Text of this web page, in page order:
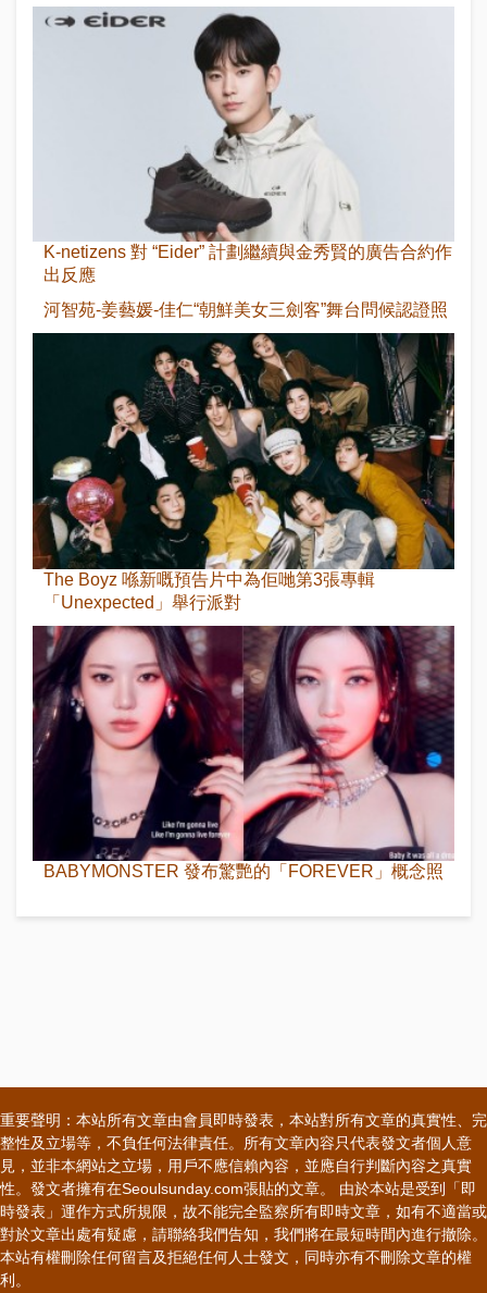
K-netizens 對 “Eider” 計劃繼續與金秀賢的廣告合約作
出反應
河智苑-姜藝媛-佳仁“朝鮮美女三劍客”舞台問候認證照
The Boyz 喺新嘅預告片中為佢哋第3張專輯
「Unexpected」舉行派對
BABYMONSTER 發布驚艷的「FOREVER」概念照
重要聲明：本站所有文章由會員即時發表，本站對所有文章的真實性、完
整性及立場等，不負任何法律責任。所有文章內容只代表發文者個人意
見，並非本網站之立場，用戶不應信賴內容，並應自行判斷內容之真實
性。發文者擁有在Seoulsunday.com張貼的文章。 由於本站是受到「即
時發表」運作方式所規限，故不能完全監察所有即時文章，如有不適當或
對於文章出處有疑慮，請聯絡我們告知，我們將在最短時間內進行撤除。
本站有權刪除任何留言及拒絕任何人士發文，同時亦有不刪除文章的權
利。